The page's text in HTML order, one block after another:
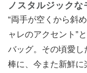
ノスタルジック
“両手が空くから斜
ャレのアクセント”
バッグ。その頃愛
棒に、今また新鮮